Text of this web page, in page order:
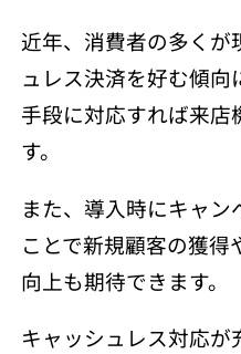
近年、消費者の多くが
ュレス決済を好む傾
手段に対応すれば来店
す。
また、導入時にキャン
ことで新規顧客の獲
向上も期待できます。
キャッシュレス対応